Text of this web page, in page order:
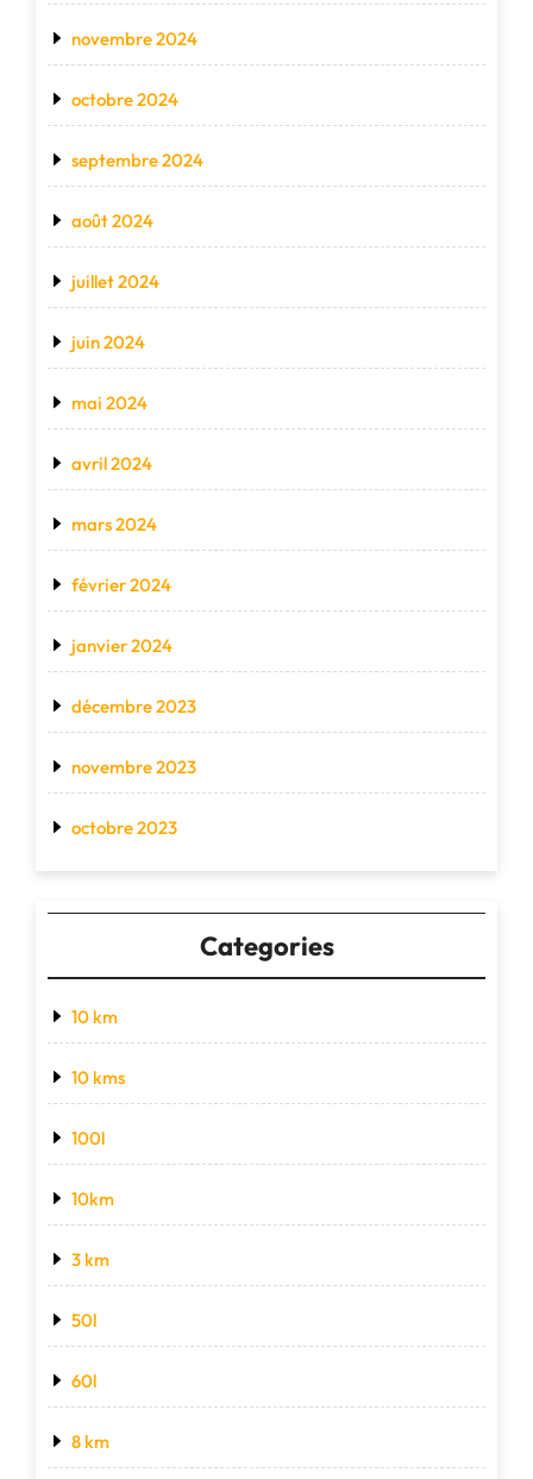
novembre 2024
octobre 2024
septembre 2024
août 2024
juillet 2024
juin 2024
mai 2024
avril 2024
mars 2024
février 2024
janvier 2024
décembre 2023
novembre 2023
octobre 2023
Categories
10 km
10 kms
100l
10km
3 km
50l
60l
8 km